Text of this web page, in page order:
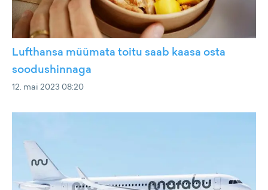
Lufthansa müümata toitu saab kaasa osta
soodushinnaga
12. mai 2023 08:20